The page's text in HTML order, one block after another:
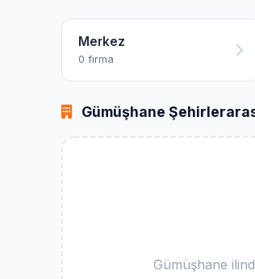
Merkez
0 firma
Gümüşhane
Gümüşhane